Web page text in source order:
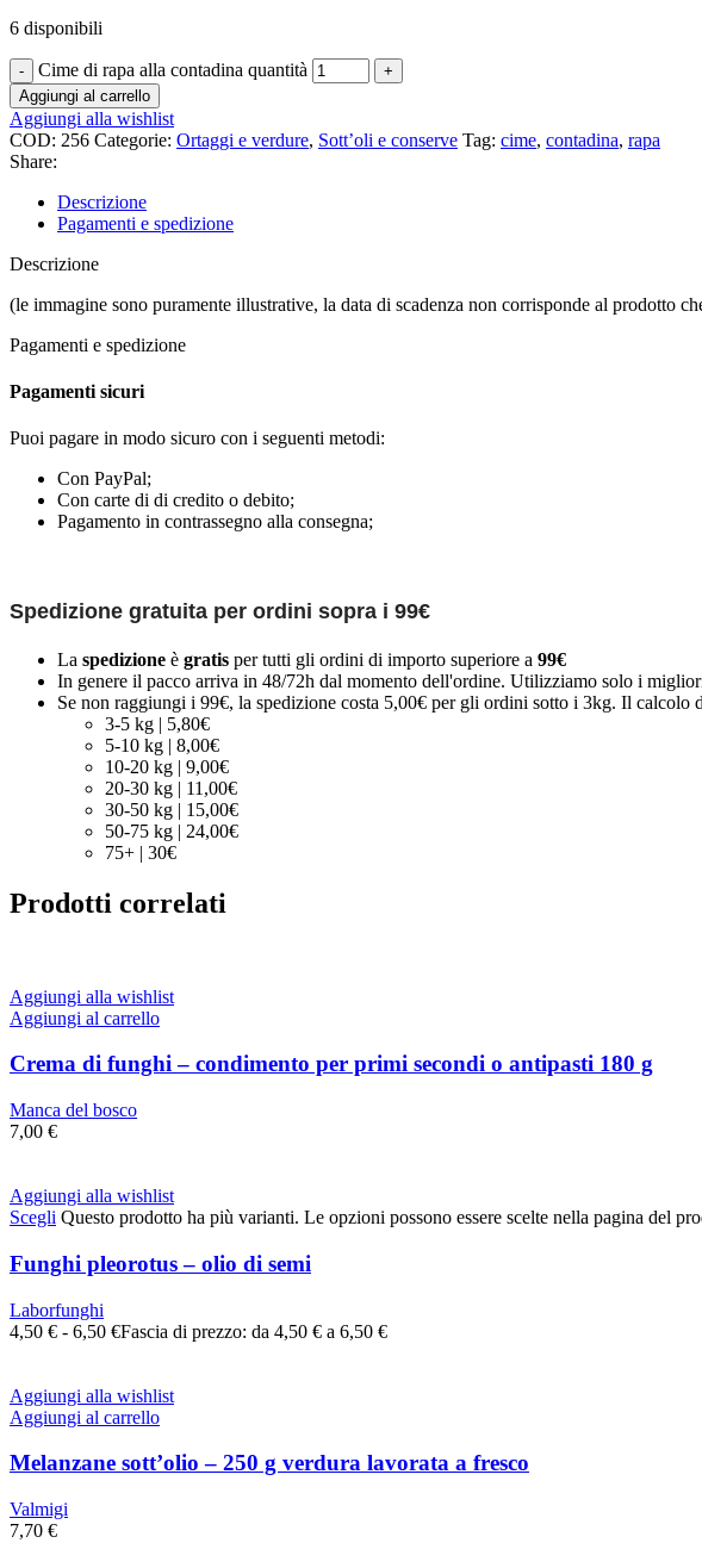
6 disponibili
Cime di rapa alla contadina quantità
Aggiungi al carrello
Aggiungi alla wishlist
COD: 256 Categorie: Ortaggi e verdure, Sott’oli e conserve Tag: cime, contadina, rapa
Share:
Descrizione
Pagamenti e spedizione
Descrizione
(le immagine sono puramente illustrative, la data di scadenza non corrisponde al prodotto
Pagamenti e spedizione
Pagamenti sicuri
Puoi pagare in modo sicuro con i seguenti metodi:
Con PayPal;
Con carte di di credito o debito;
Pagamento in contrassegno alla consegna;
Spedizione gratuita per ordini sopra i 99€
La spedizione è gratis per tutti gli ordini di importo superiore a 99€
In genere il pacco arriva in 48/72h dal momento dell'ordine. Utilizziamo solo i
Se non raggiungi i 99€, la spedizione costa 5,00€ per gli ordini sotto i 3kg. Il
3-5 kg | 5,80€
5-10 kg | 8,00€
10-20 kg | 9,00€
20-30 kg | 11,00€
30-50 kg | 15,00€
50-75 kg | 24,00€
75+ | 30€
Prodotti correlati
Aggiungi alla wishlist
Aggiungi al carrello
Crema di funghi – condimento per primi secondi o antipasti 180 g
Manca del bosco
7,00 €
Aggiungi alla wishlist
Scegli Questo prodotto ha più varianti. Le opzioni possono essere scelte nella pagina del
Funghi pleorotus – olio di semi
Laborfunghi
4,50 € - 6,50 €Fascia di prezzo: da 4,50 € a 6,50 €
Aggiungi alla wishlist
Aggiungi al carrello
Melanzane sott’olio – 250 g verdura lavorata a fresco
Valmigi
7,70 €